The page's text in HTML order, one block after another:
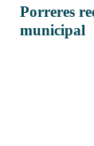
Porreres
municipal